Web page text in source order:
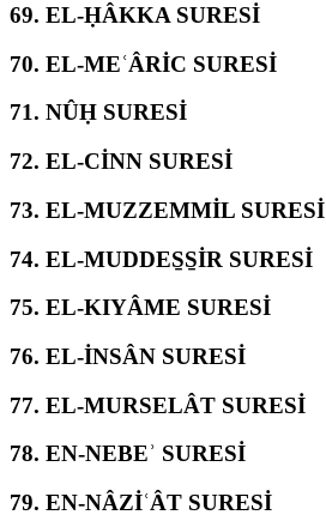
69. EL-ḤÂKKA SURESİ
70. EL-MEʿÂRİC SURESİ
71. NÛḤ SURESİ
72. EL-CİNN SURESİ
73. EL-MUZZEMMİL SURESİ
74. EL-MUDDES̱S̱İR SURESİ
75. EL-KIYÂME SURESİ
76. EL-İNSÂN SURESİ
77. EL-MURSELÂT SURESİ
78. EN-NEBEʾ SURESİ
79. EN-NÂZİʿÂT SURESİ